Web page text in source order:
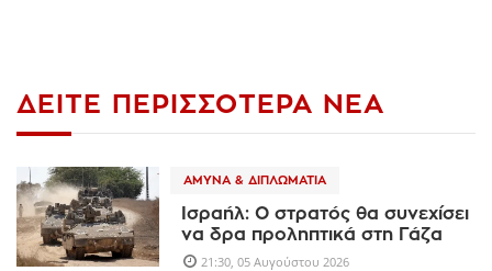
ΔΕΊΤΕ ΠΕΡΙΣΣΌΤΕΡΑ ΝΈΑ
ΆΜΥΝΑ & ΔΙΠΛΩΜΑΤΊΑ
Ισραήλ: Ο στρατός θα συνεχίσει
να δρα προληπτικά στη Γάζα
21:30, 05 Αυγούστου 2026